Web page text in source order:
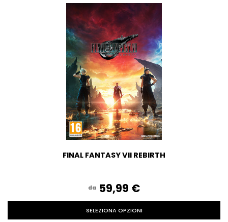
FINAL FANTASY VII REBIRTH
da 59,99‎ ‎€
SELEZIONA OPZIONI